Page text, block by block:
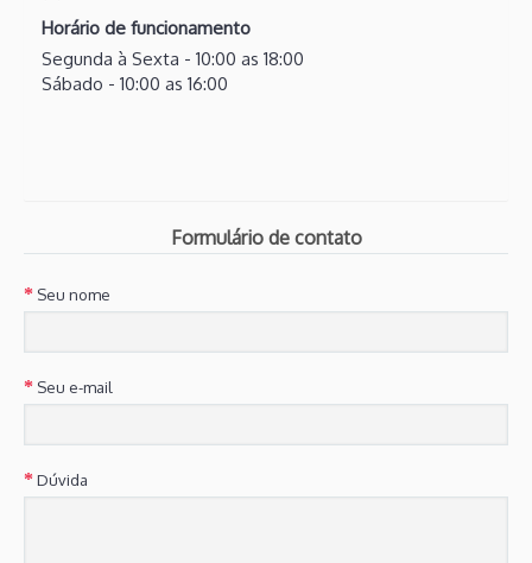
Horário de funcionamento
Segunda à Sexta - 10:00 as 18:00
Sábado - 10:00 as 16:00
Formulário de contato
Seu nome
Seu e-mail
Dúvida